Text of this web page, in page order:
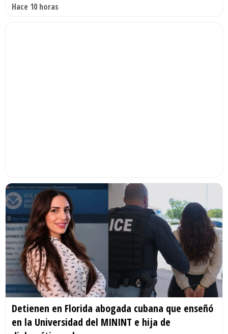
Hace 10 horas
Detienen en Florida abogada cubana que enseñó
en la Universidad del MININT e hija de